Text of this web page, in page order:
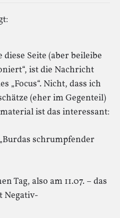
Seite (aber beileibe
ist die Nachricht
„Focus“. Nicht, dass ich
(eher im Gegenteil)
ist das interessant:
schrumpfender
Tag, also am 11.07. – das
Negativ-